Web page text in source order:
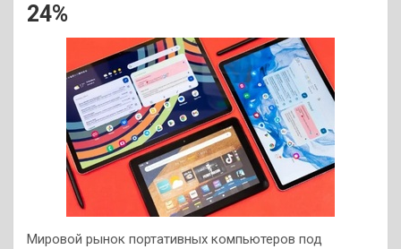
24%
Мировой рынок портативных компьютеров под